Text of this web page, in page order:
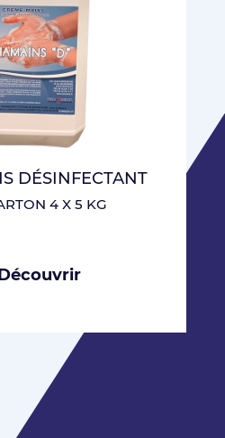
DÉSINFECTANT
4 X 5 KG